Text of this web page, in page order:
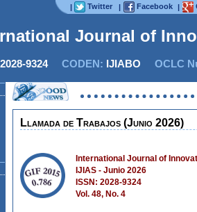
| Twitter | Facebook |
Journal of
2028-9324CODEN: IJIABO OCLC
Llamada de Trabajos (Junio 2026)
International Journal of
IJIAS - Junio 2026
ISSN: 2028-9324
Vol. 48, No. 4